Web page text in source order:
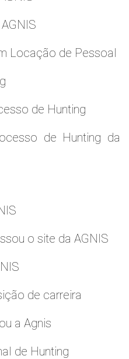
Locação de Pessoal
de Hunting
de Hunting da
o site da AGNIS
de carreira
a Agnis
de Hunting